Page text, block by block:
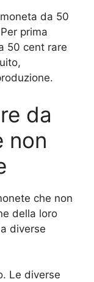
da 50
prima
50 cent rare
da
non
che non
della loro
diverse
Le diverse